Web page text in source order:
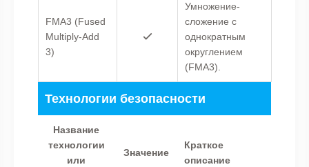
FMA3 (Fused
Multiply-Add
3)
Умножение-
сложение с
однократным
округлением
(FMA3).
Технологии безопасности
Название
технологии
или
Значение
Краткое
описание